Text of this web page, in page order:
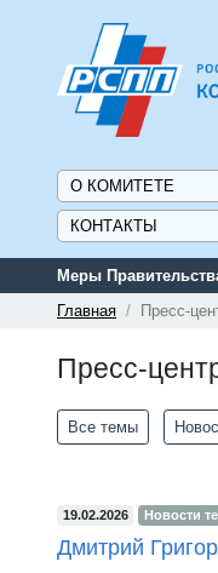
О КОМИТЕТЕ
КОНТАКТЫ
Сервис поиска и
Главная
Пресс-
Пресс-
Все темы
19.02.2026 Новости
Дмитрий